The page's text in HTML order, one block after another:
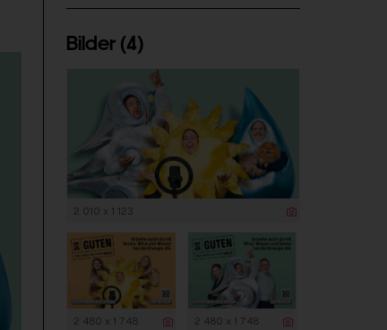
Bilder (4)
2 010 x 1 123
2 480 x 1 748 2 480 x 1 748